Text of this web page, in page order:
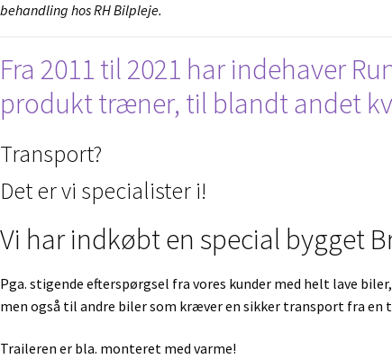
behandling hos RH Bilpleje.
Fra 2011 til 2021 har indehaver
produkt træner, til blandt andet
Transport?
Det er vi specialister i!
Vi har indkøbt en special bygget
Pga. stigende efterspørgsel fra vores kunder med helt lave
men også til andre biler som kræver en sikker transport fra en
Traileren er bla. monteret med varme!